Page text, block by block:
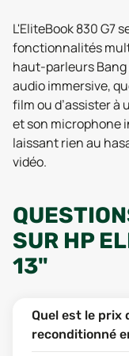
L'EliteBook 830 G7
fonctionnalités
haut-parleurs
audio immersive,
film ou d’assister à
et son microphone
laissant rien au
vidéo.
SUR HP
13"
Quel est le prix
reconditionné